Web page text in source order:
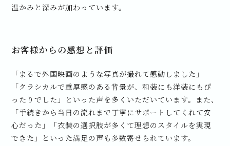
温かみと深みが加わっています。
お客様からの感想と評価
「まるで外国映画のような写真が撮れて感動しました」
「クラシカルで重厚感のある背景が、和装にも洋装にもぴ
ったりでした」といった声を多くいただいています。また、
「手続きから当日の流れまで丁寧にサポートしてくれて安
心だった」「衣装の選択肢が多くて理想のスタイルを実現
できた」といった満足の声も多数寄せられています。